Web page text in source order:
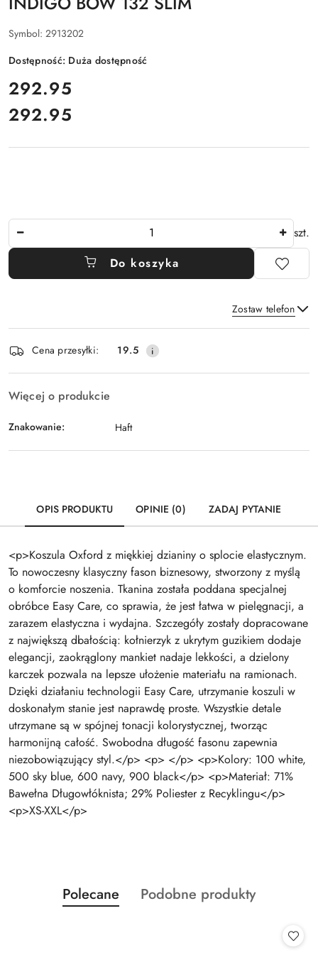
Symbol: 2913202
Dostępność: Duża dostępność
cena:
292.95
Cena:
292.95
szt.
Do koszyka
Zostaw telefon
Wyślij
Dostępność
i
dostawa
Cena przesyłki: 19.5
Więcej o produkcie
Znakowanie: Haft
OPIS PRODUKTU OPINIE (0) ZADAJ PYTANIE
<p>Koszula Oxford z miękkiej dzianiny o splocie elastycznym.
To nowoczesny klasyczny fason biznesowy, stworzony z myślą
o komforcie noszenia. Tkanina została poddana specjalnej
obróbce Easy Care, co sprawia, że jest łatwa w pielęgnacji, a
zarazem elastyczna i wydajna. Szczegóły zostały dopracowane
z największą dbałością: kołnierzyk z ukrytym guzikiem dodaje
elegancji, zaokrąglony mankiet nadaje lekkości, a dzielony
karczek pozwala na lepsze ułożenie materiału na ramionach.
Dzięki działaniu technologii Easy Care, utrzymanie koszuli w
doskonałym stanie jest naprawdę proste. Wszystkie detale
utrzymane są w spójnej tonacji kolorystycznej, tworząc
harmonijną całość. Swobodna długość fasonu zapewnia
niezobowiązujący styl.</p> <p> </p> <p>Kolory: 100 white,
500 sky blue, 600 navy, 900 black</p> <p>Materiał: 71%
Bawełna Długowłóknista; 29% Poliester z Recyklingu</p>
<p>XS-XXL</p>
Pomiń karuzelę produktów
Produkty
o
Polecane
Produkty
Podobne produkty